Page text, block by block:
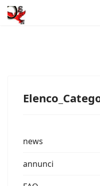
news
annunci